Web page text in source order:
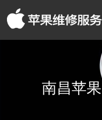
南昌苹